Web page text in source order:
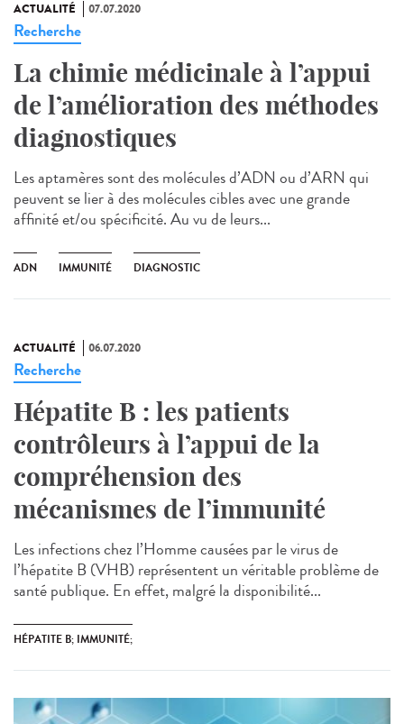
ACTUALITÉ 07.07.2020
Recherche
La chimie médicinale à l’appui
de l’amélioration des méthodes
diagnostiques
Les aptamères sont des molécules d’ADN ou d’ARN qui
peuvent se lier à des molécules cibles avec une grande
affinité et/ou spécificité. Au vu de leurs...
ADN IMMUNITÉ DIAGNOSTIC
ACTUALITÉ 06.07.2020
Recherche
Hépatite B : les patients
contrôleurs à l’appui de la
compréhension des
mécanismes de l’immunité
Les infections chez l’Homme causées par le virus de
l’hépatite B (VHB) représentent un véritable problème de
santé publique. En effet, malgré la disponibilité...
HÉPATITE B; IMMUNITÉ;